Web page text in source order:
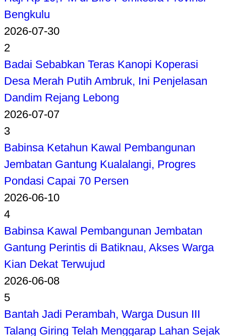
Bengkulu
2026-07-30
2
Badai Sebabkan Teras Kanopi Koperasi
Desa Merah Putih Ambruk, Ini Penjelasan
Dandim Rejang Lebong
2026-07-07
3
Babinsa Ketahun Kawal Pembangunan
Jembatan Gantung Kualalangi, Progres
Pondasi Capai 70 Persen
2026-06-10
4
Babinsa Kawal Pembangunan Jembatan
Gantung Perintis di Batiknau, Akses Warga
Kian Dekat Terwujud
2026-06-08
5
Bantah Jadi Perambah, Warga Dusun III
Talang Giring Telah Menggarap Lahan Sejak